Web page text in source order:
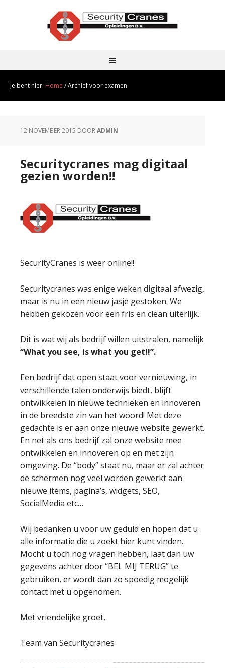
Je bent hier: Home /Archief voor examen.
12 NOVEMBER 2015 DOORADMIN
Securitycranes mag digitaal
gezien worden!!
SecurityCranes is weer online!!
Securitycranes was enige weken digitaal afwezig,
maar is nu in een nieuw jasje gestoken. We
hebben gekozen voor een fris en clean uiterlijk.
Dit is wat wij als bedrijf willen uitstralen, namelijk
“What you see, is what you get!!”.
Een bedrijf dat open staat voor vernieuwing, in
verschillende talen onderwijs biedt, blijft
ontwikkelen in nieuwe technieken en innoveren
in de breedste zin van het woord! Met deze
gedachte is er aan onze nieuwe website gewerkt.
En net als ons bedrijf zal onze website mee
ontwikkelen en innoveren op en met zijn
omgeving. De “body” staat nu, maar er zal achter
de schermen nog veel worden gewerkt aan
nieuwe items, pagina’s, widgets, SEO,
SocialMedia etc…
Wij bedanken u voor uw geduld en hopen dat u
alle informatie die u zoekt hier kunt vinden.
Mocht u toch nog vragen hebben, laat dan uw
gegevens achter door “BEL MIJ TERUG” te
gebruiken, er wordt dan zo spoedig mogelijk
contact met u opgenomen.
Met vriendelijke groet,
Team van Securitycranes